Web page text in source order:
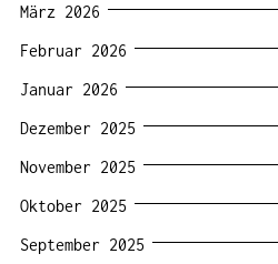
März 2026
Februar 2026
Januar 2026
Dezember 2025
November 2025
Oktober 2025
September 2025